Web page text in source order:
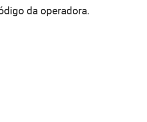
da operadora.